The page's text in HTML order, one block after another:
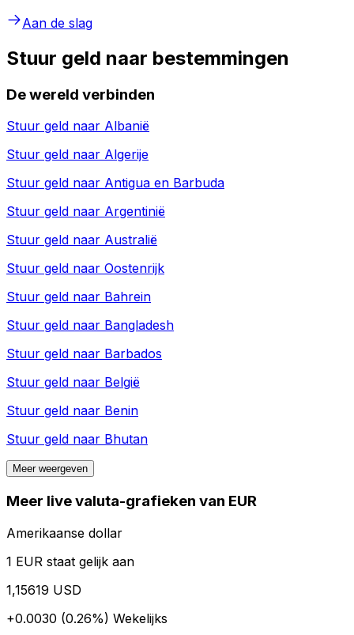
Aan de slag
Stuur geld naar bestemmingen
De wereld verbinden
Stuur geld naar Albanië
Stuur geld naar Algerije
Stuur geld naar Antigua en Barbuda
Stuur geld naar Argentinië
Stuur geld naar Australië
Stuur geld naar Oostenrijk
Stuur geld naar Bahrein
Stuur geld naar Bangladesh
Stuur geld naar Barbados
Stuur geld naar België
Stuur geld naar Benin
Stuur geld naar Bhutan
Meer weergeven
Meer live valuta-grafieken van EUR
Amerikaanse dollar
1 EUR staat gelijk aan
1,15619 USD
+0.0030 (0.26%) Wekelijks